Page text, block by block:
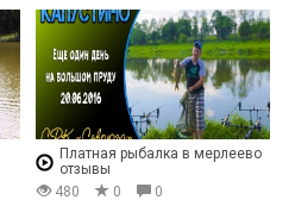
Платная рыбалка в мерлеево
отзывы
480
0 0